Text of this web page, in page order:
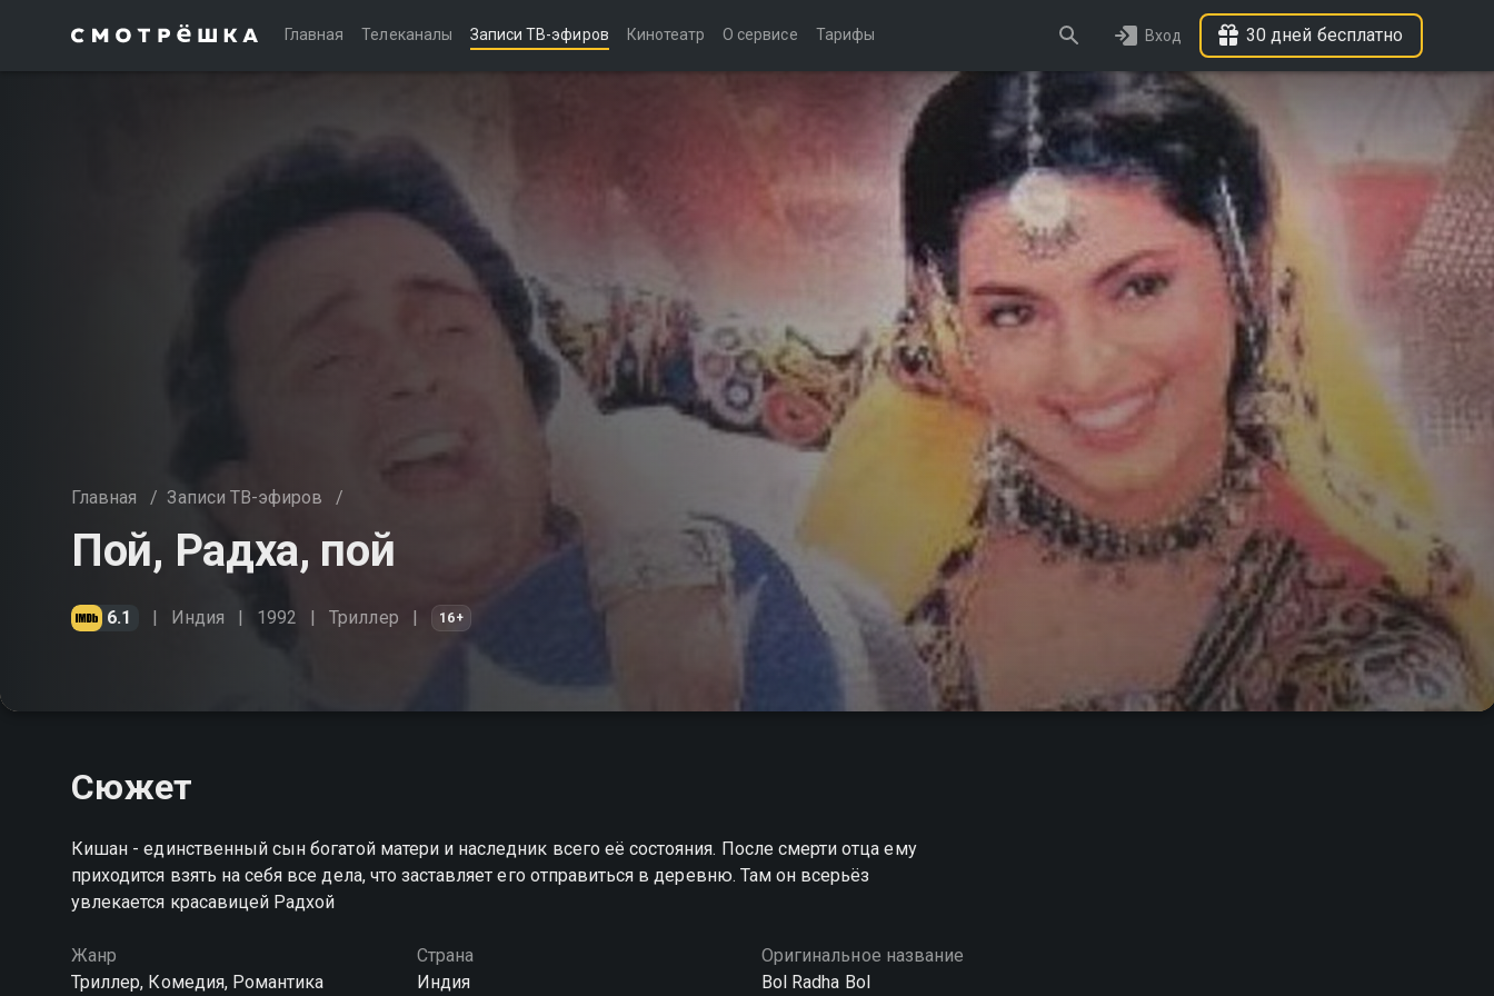
Главная Телеканалы Записи ТВ-эфиров Кинотеатр О сервисе Тарифы Вход 30 дней бесплатно
Главная / Записи ТВ-эфиров /
Пой, Радха, пой
6.1 Индия 1992 Триллер 16+
Сюжет
Кишан - единственный сын богатой матери и наследник всего её состояния. После смерти отца ему
приходится взять на себя все дела, что заставляет его отправиться в деревню. Там он всерьёз
увлекается красавицей Радхой
Жанр
Триллер, Комедия, Романтика
Страна
Индия
Оригинальное название
Bol Radha Bol